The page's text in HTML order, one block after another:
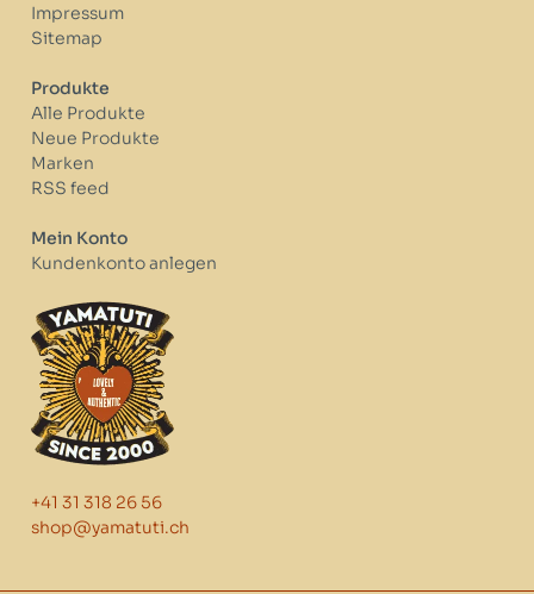
Impressum
Sitemap
Produkte
Alle Produkte
Neue Produkte
Marken
RSS feed
Mein Konto
Kundenkonto anlegen
+41 31 318 26 56
shop@yamatuti.ch